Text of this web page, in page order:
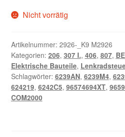
Nicht vorrätig
Artikelnummer: 2926-_K9 M2926
Kategorien: 206, 307 I., 406, 807,
Elektrische Bauteile,
Schlagwörter: 6239AN, 6239M4,
624219, 6242C5, 96574694XT,
COM2000